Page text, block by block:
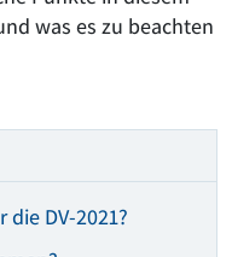
was es zu beachten
DV-2021?